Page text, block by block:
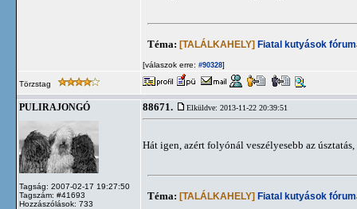
Téma: [TALÁLKAHELY] Fiatal kutyások
[válaszok erre: #90328]
Törzstag
PULIRAJONGÓ
Tagság: 2007-02-17 19:27:50
Tagszám: #41693
Hozzászólások: 733
88671. Elküldve: 2013-11-22 20:39:51
Hát igen, azért folyónál veszélyesebb az
Téma: [TALÁLKAHELY] Fiatal kutyások